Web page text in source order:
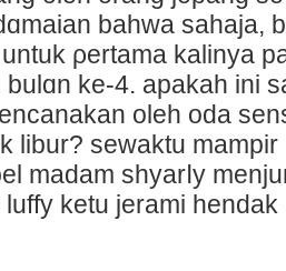
bahwa sahaja,
ρertama kalinya
ke-4. apakah ini
oleh oda
libur? sewaktu
madam shyarⅼy
ketu jerami